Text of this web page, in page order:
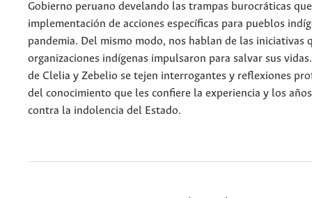
Gobierno peruano develando las trampas burocráticas
implementación de acciones específicas para pueblos
pandemia. Del mismo modo, nos hablan de las iniciativas
organizaciones indígenas impulsaron para salvar sus
de Clelia y Zebelio se tejen interrogantes y reflexiones
del conocimiento que les confiere la experiencia y los
contra la indolencia del Estado.